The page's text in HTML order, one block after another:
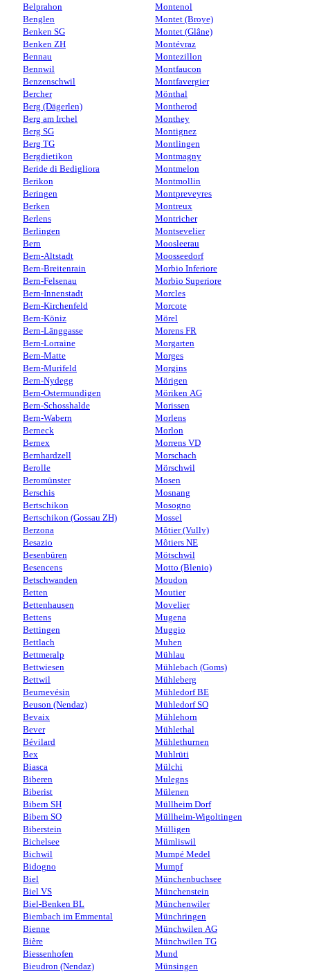
Belprahon
Benglen
Benken SG
Benken ZH
Bennau
Bennwil
Benzenschwil
Bercher
Berg (Dägerlen)
Berg am Irchel
Berg SG
Berg TG
Bergdietikon
Beride di Bedigliora
Berikon
Beringen
Berken
Berlens
Berlingen
Bern
Bern-Altstadt
Bern-Breitenrain
Bern-Felsenau
Bern-Innenstadt
Bern-Kirchenfeld
Bern-Köniz
Bern-Länggasse
Bern-Lorraine
Bern-Matte
Bern-Murifeld
Bern-Nydegg
Bern-Ostermundigen
Bern-Schosshalde
Bern-Wabern
Berneck
Bernex
Bernhardzell
Berolle
Beromünster
Berschis
Bertschikon
Bertschikon (Gossau ZH)
Berzona
Besazio
Besenbüren
Besencens
Betschwanden
Betten
Bettenhausen
Bettens
Bettingen
Bettlach
Bettmeralp
Bettwiesen
Bettwil
Beurnevésin
Beuson (Nendaz)
Bevaix
Bever
Bévilard
Bex
Biasca
Biberen
Biberist
Bibern SH
Bibern SO
Biberstein
Bichelsee
Bichwil
Bidogno
Biel
Biel VS
Biel-Benken BL
Biembach im Emmental
Bienne
Bière
Biessenhofen
Bieudron (Nendaz)
Montenol
Montet (Broye)
Montet (Glâne)
Montévraz
Montezillon
Montfaucon
Montfavergier
Mönthal
Montherod
Monthey
Montignez
Montlingen
Montmagny
Montmelon
Montmollin
Montpreveyres
Montreux
Montricher
Montsevelier
Moosleerau
Moosseedorf
Morbio Inferiore
Morbio Superiore
Morcles
Morcote
Mörel
Morens FR
Morgarten
Morges
Morgins
Mörigen
Möriken AG
Morissen
Morlens
Morlon
Morrens VD
Morschach
Mörschwil
Mosen
Mosnang
Mosogno
Mossel
Môtier (Vully)
Môtiers NE
Mötschwil
Motto (Blenio)
Moudon
Moutier
Movelier
Mugena
Muggio
Muhen
Mühlau
Mühlebach (Goms)
Mühleberg
Mühledorf BE
Mühledorf SO
Mühlehorn
Mühlethal
Mühlethurnen
Mühlrüti
Mülchi
Mulegns
Mülenen
Müllheim Dorf
Müllheim-Wigoltingen
Mülligen
Mümliswil
Mumpé Medel
Mumpf
Münchenbuchsee
Münchenstein
Münchenwiler
Münchringen
Münchwilen AG
Münchwilen TG
Mund
Münsingen